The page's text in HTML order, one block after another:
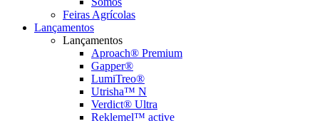
Feiras Agrícolas
Lançamentos
Lançamentos
Aproach® Premium
Gapper®
LumiTreo®
Utrisha™ N
Verdict® Ultra
Reklemel™ active